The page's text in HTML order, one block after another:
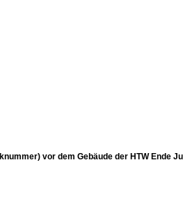
vor dem Gebäude der HTW Ende